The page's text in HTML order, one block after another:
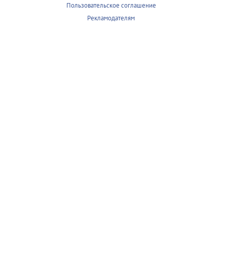
Пользовательское соглашение
Рекламодателям